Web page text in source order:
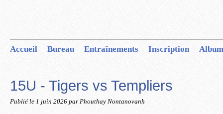
Accueil Bureau Entraînements Inscription
15U - Tigers vs Templiers
Publié le 1 juin 2026 par Phouthay Nontanovanh